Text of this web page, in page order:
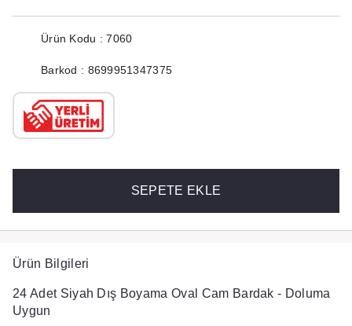
Ürün Kodu : 7060
Barkod : 8699951347375
SEPETE EKLE
Ürün Bilgileri
24 Adet Siyah Dış Boyama Oval Cam Bardak - Doluma
Uygun